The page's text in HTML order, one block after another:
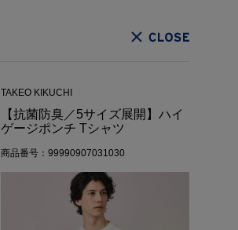
TAKEO KIKUCHI
【抗菌防臭／5サイズ展開】ハイ
ゲージポンチ Tシャツ
商品番号：99990907031030